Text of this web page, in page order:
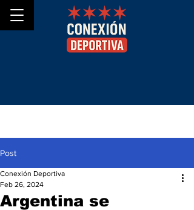
Post
Argentina se
Conexión Deportiva
Feb 26, 2024